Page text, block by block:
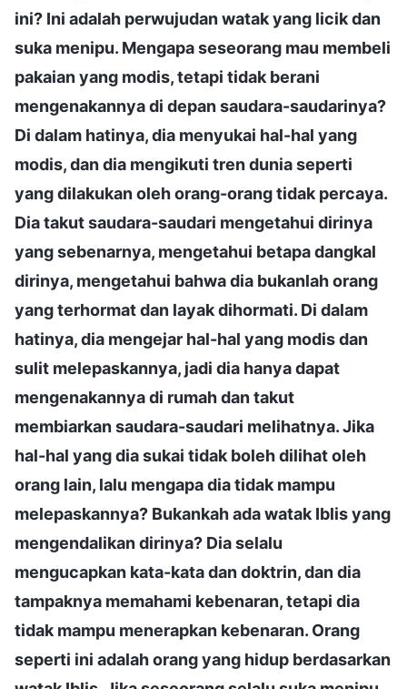
ini? Ini adalah perwujudan watak yang licik dan
suka menipu. Mengapa seseorang mau membeli
pakaian yang modis, tetapi tidak berani
mengenakannya di depan saudara-saudarinya?
Di dalam hatinya, dia menyukai hal-hal yang
modis, dan dia mengikuti tren dunia seperti
yang dilakukan oleh orang-orang tidak percaya.
Dia takut saudara-saudari mengetahui dirinya
yang sebenarnya, mengetahui betapa dangkal
dirinya, mengetahui bahwa dia bukanlah orang
yang terhormat dan layak dihormati. Di dalam
hatinya, dia mengejar hal-hal yang modis dan
sulit melepaskannya, jadi dia hanya dapat
mengenakannya di rumah dan takut
membiarkan saudara-saudari melihatnya. Jika
hal-hal yang dia sukai tidak boleh dilihat oleh
orang lain, lalu mengapa dia tidak mampu
melepaskannya? Bukankah ada watak Iblis yang
mengendalikan dirinya? Dia selalu
mengucapkan kata-kata dan doktrin, dan dia
tampaknya memahami kebenaran, tetapi dia
tidak mampu menerapkan kebenaran. Orang
seperti ini adalah orang yang hidup berdasarkan